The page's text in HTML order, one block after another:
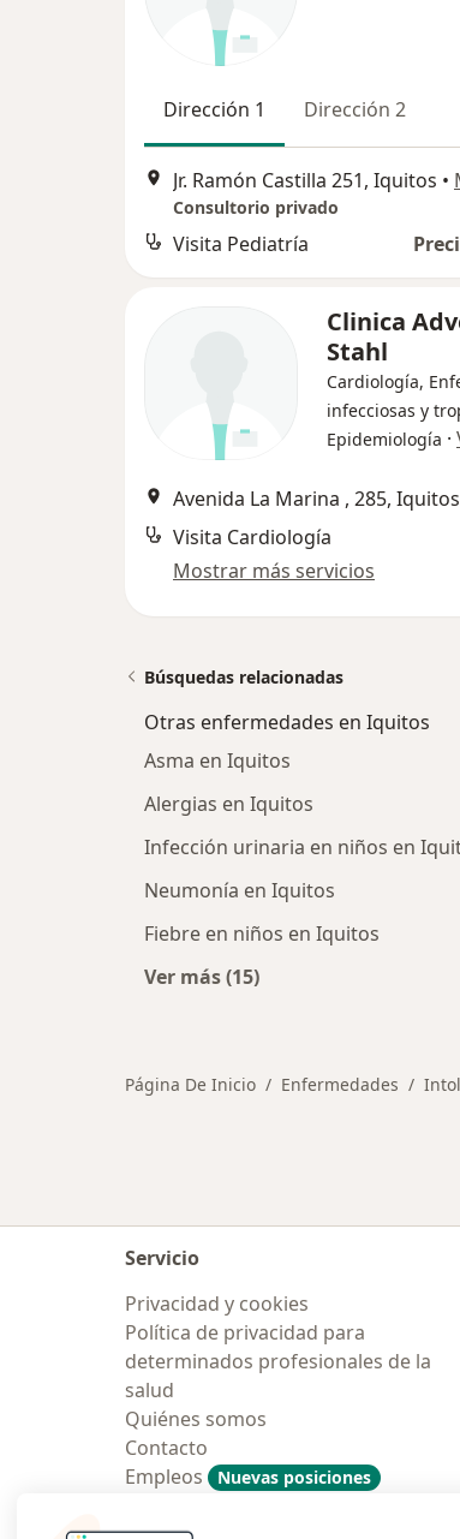
Dirección 1 Dirección 2
Jr. Ramón Castilla 251, Iquitos •
Consultorio privado
Visita Pediatría
Clinica
Stahl
Cardiología,
infecciosas y
Epidemiología ·
Avenida La Marina , 285, Iquitos
Visita Cardiología
Mostrar más servicios
Búsquedas relacionadas
Otras enfermedades en Iquitos
Asma en Iquitos
Alergias en Iquitos
Infección urinaria en niños en
Neumonía en Iquitos
Fiebre en niños en Iquitos
Ver más (15)
Página De Inicio Enfermedades
Servicio
Privacidad y cookies
Política de privacidad para
determinados profesionales de la
salud
Quiénes somos
Contacto
Empleos
Nuevas posiciones